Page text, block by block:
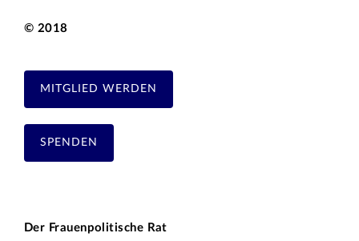
© 2018
MITGLIED WERDEN
SPENDEN
Der Frauenpolitische Rat